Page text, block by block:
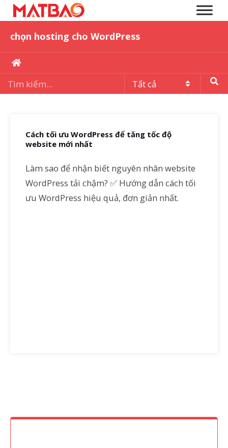
chọn hosting cho WordPress
Cách tối ưu WordPress để tăng tốc độ
website mới nhất
Làm sao để nhận biết nguyên nhân website
WordPress tải chậm? ✅ Hướng dẫn cách tối
ưu WordPress hiệu quả, đơn giản nhất.